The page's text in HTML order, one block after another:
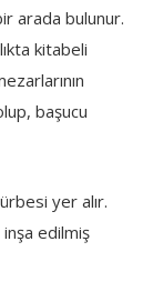
arada bulunur.
kitabeli
başucu
yer alır.
edilmiş